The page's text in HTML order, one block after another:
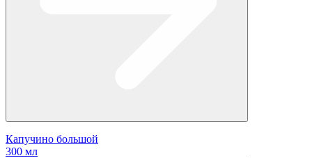
Капучино большой
300 мл